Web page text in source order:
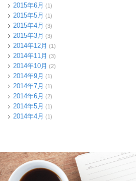
2015年6月 (1)
2015年5月 (1)
2015年4月 (3)
2015年3月 (3)
2014年12月 (1)
2014年11月 (3)
2014年10月 (2)
2014年9月 (1)
2014年7月 (1)
2014年6月 (2)
2014年5月 (1)
2014年4月 (1)